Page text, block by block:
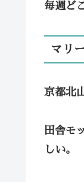
毎週ど
マリ
京都北
田舎モ
しい。